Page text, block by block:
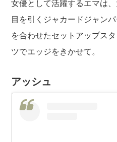
女優として活躍するエマは
目を引くジャカードジャン
を合わせたセットアップス
ツでエッジをきかせて。
アッシュ